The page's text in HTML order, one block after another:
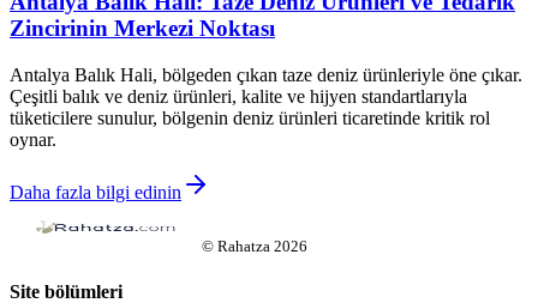
Zincirinin Merkezi Noktası
Antalya Balık Hali, bölgeden çıkan taze deniz ürünleriyle öne çıkar.
Çeşitli balık ve deniz ürünleri, kalite ve hijyen standartlarıyla
tüketicilere sunulur, bölgenin deniz ürünleri ticaretinde kritik rol
oynar.
Daha fazla bilgi edinin
© Rahatza 2026
Site bölümleri